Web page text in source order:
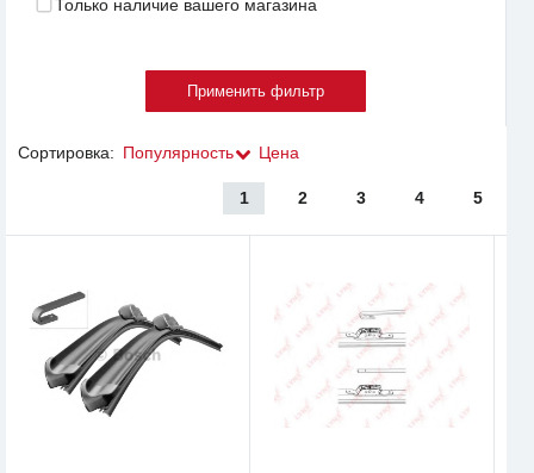
Только наличие вашего магазина
Сортировка: Популярность Цена
1 2 3 4 5